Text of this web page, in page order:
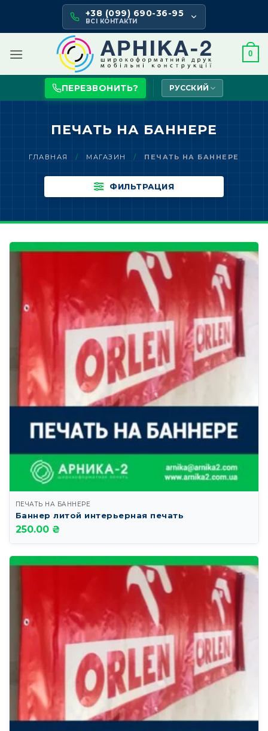
content
+38 (099) 690-36-95
ВСІ КОНТАКТИ
0
ПЕРЕЗВОНИТЬ? РУССКИЙ
ПЕЧАТЬ НА БАННЕРЕ
ГЛАВНАЯ / МАГАЗИН / ПЕЧАТЬ НА БАННЕРЕ
ФИЛЬТРАЦИЯ
ПЕЧАТЬ НА БАННЕРЕ
Баннер литой интерьерная печать
250.00 ₴